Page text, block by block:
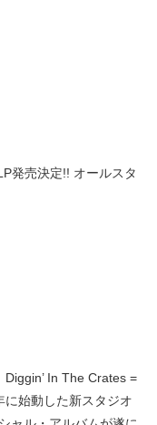
発売決定!! オールスタ
In The Crates =
に始動した新スタジオ